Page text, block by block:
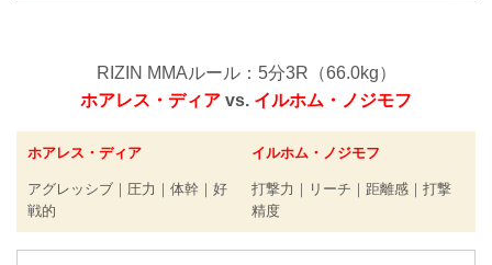
RIZIN MMAルール：5分3R（66.0kg）
ホアレス・ディア vs. イルホム・ノジモフ
ホアレス・ディア
アグレッシブ｜圧力｜体幹｜好
戦的
イルホム・ノジモフ
打撃力｜リーチ｜距離感｜打撃
精度